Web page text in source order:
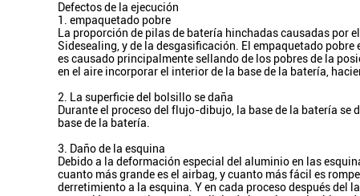
Defectos de la ejecución
1. empaquetado pobre
La proporción de pilas de batería hinchadas causadas por
Sidesealing, y de la desgasificación. El empaquetado
es causado principalmente sellando de los pobres de la
en el aire incorporar el interior de la base de la batería,
2. La superficie del bolsillo se daña
Durante el proceso del flujo-dibujo, la base de la batería
base de la batería.
3. Daño de la esquina
Debido a la deformación especial del aluminio en las
cuanto más grande es el airbag, y cuanto más fácil es
derretimiento a la esquina. Y en cada proceso después del